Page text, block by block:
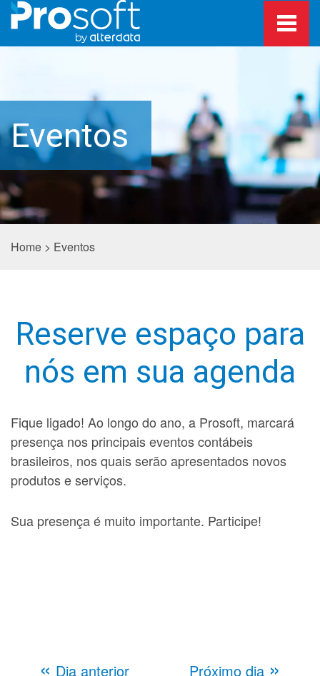
Eventos
Home > Eventos
Reserve espaço para
nós em sua agenda
Fique ligado! Ao longo do ano, a Prosoft, marcará
presença nos principais eventos contábeis
brasileiros, nos quais serão apresentados novos
produtos e serviços.
Sua presença é muito importante. Participe!
« Dia anterior Próximo dia »